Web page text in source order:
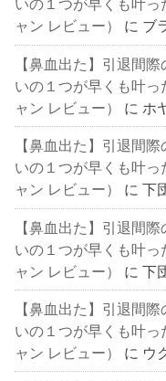
いの１つが早くも叶
ャン レビュー）
に ブ
【鼻血出た】引退間
いの１つが早くも叶
ャン レビュー）
に ホ
【鼻血出た】引退間
いの１つが早くも叶
ャン レビュー）
に下
【鼻血出た】引退間
いの１つが早くも叶
ャン レビュー）
に下
【鼻血出た】引退間
いの１つが早くも叶
ャン レビュー）
に ウ